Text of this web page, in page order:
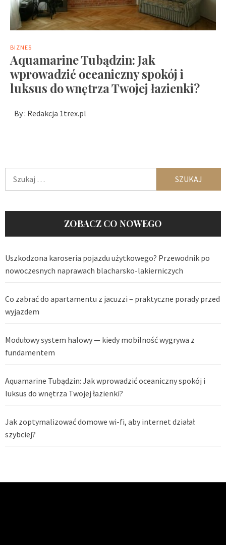
BIZNES
Aquamarine Tubądzin: Jak
wprowadzić oceaniczny spokój i
luksus do wnętrza Twojej łazienki?
By : Redakcja 1trex.pl
Szukaj:
ZOBACZ CO NOWEGO
Uszkodzona karoseria pojazdu użytkowego? Przewodnik po
nowoczesnych naprawach blacharsko-lakierniczych
Co zabrać do apartamentu z jacuzzi – praktyczne porady przed
wyjazdem
Modułowy system halowy — kiedy mobilność wygrywa z
fundamentem
Aquamarine Tubądzin: Jak wprowadzić oceaniczny spokój i
luksus do wnętrza Twojej łazienki?
Jak zoptymalizować domowe wi-fi, aby internet działał
szybciej?